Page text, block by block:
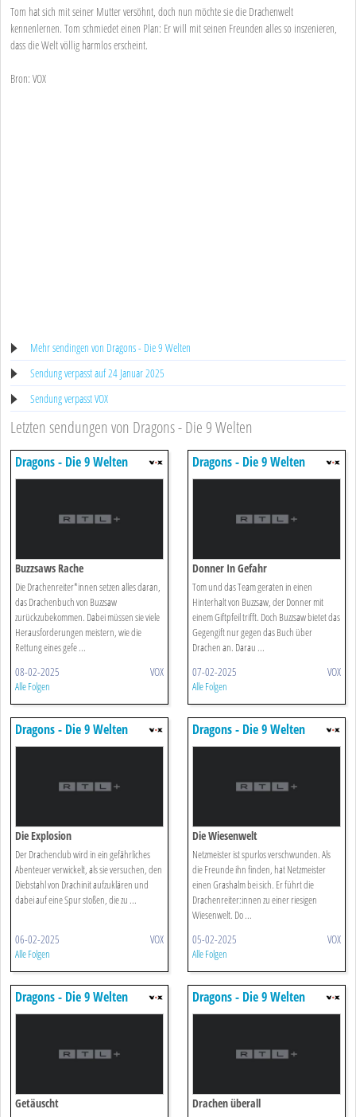
Tom hat sich mit seiner Mutter versöhnt, doch nun möchte sie die Drachenwelt
kennenlernen. Tom schmiedet einen Plan: Er will mit seinen Freunden alles so inszenieren,
dass die Welt völlig harmlos erscheint.
Bron: VOX
Mehr sendingen von Dragons - Die 9 Welten
Sendung verpasst auf 24 Januar 2025
Sendung verpasst VOX
Letzten sendungen von Dragons - Die 9 Welten
Dragons - Die 9 Welten
Buzzsaws Rache
Die Drachenreiter*innen setzen alles daran,
das Drachenbuch von Buzzsaw
zurückzubekommen. Dabei müssen sie viele
Herausforderungen meistern, wie die
Rettung eines gefe ...
08-02-2025 VOX
Alle Folgen
Dragons - Die 9 Welten
Donner In Gefahr
Tom und das Team geraten in einen
Hinterhalt von Buzzsaw, der Donner mit
einem Giftpfeil trifft. Doch Buzzsaw bietet das
Gegengift nur gegen das Buch über
Drachen an. Darau ...
07-02-2025 VOX
Alle Folgen
Dragons - Die 9 Welten
Die Explosion
Der Drachenclub wird in ein gefährliches
Abenteuer verwickelt, als sie versuchen, den
Diebstahl von Drachinit aufzuklären und
dabei auf eine Spur stoßen, die zu ...
06-02-2025 VOX
Alle Folgen
Dragons - Die 9 Welten
Die Wiesenwelt
Netzmeister ist spurlos verschwunden. Als
die Freunde ihn finden, hat Netzmeister
einen Grashalm bei sich. Er führt die
Drachenreiter:innen zu einer riesigen
Wiesenwelt. Do ...
05-02-2025 VOX
Alle Folgen
Dragons - Die 9 Welten
Getäuscht
Dragons - Die 9 Welten
Drachen überall